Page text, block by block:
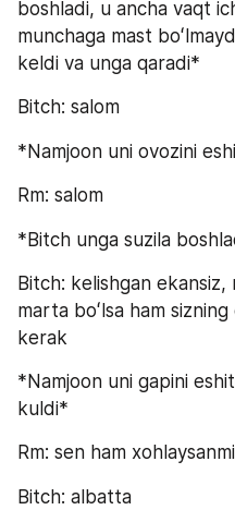
boshladi, u ancha vaqt
munchaga mast
keldi va unga qaradi*
Bitch: salom
*Namjoon uni ovozini
Rm: salom
*Bitch unga suzila
Bitch: kelishgan ekansiz,
marta boʻlsa ham
kerak
*Namjoon uni gapini
kuldi*
Rm: sen ham xohlaysanmi
Bitch: albatta